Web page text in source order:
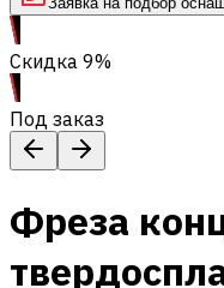
Скидка 9%
Под заказ
Фреза